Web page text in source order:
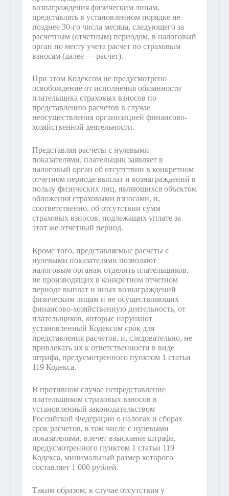
вознаграждения физическим лицам,
представлять в установленном порядке не
позднее 30-го числа месяца, следующего за
расчетным (отчетным) периодом, в налоговый
орган по месту учета расчет по страховым
взносам (далее — расчет).
При этом Кодексом не предусмотрено
освобождение от исполнения обязанности
плательщика страховых взносов по
представлению расчетов в случае
неосуществления организацией финансово-
хозяйственной деятельности.
Представляя расчеты с нулевыми
показателями, плательщик заявляет в
налоговый орган об отсутствии в конкретном
отчетном периоде выплат и вознаграждений в
пользу физических лиц, являющихся объектом
обложения страховыми взносами, и,
соответственно, об отсутствии сумм
страховых взносов, подлежащих уплате за
этот же отчетный период.
Кроме того, представляемые расчеты с
нулевыми показателями позволяют
налоговым органам отделить плательщиков,
не производящих в конкретном отчетном
периоде выплат и иных вознаграждений
физическим лицам и не осуществляющих
финансово-хозяйственную деятельность, от
плательщиков, которые нарушают
установленный Кодексом срок для
представления расчетов, и, следовательно, не
привлекать их к ответственности в виде
штрафа, предусмотренного пунктом 1 статьи
119 Кодекса.
В противном случае непредставление
плательщиком страховых взносов в
установленный законодательством
Российской Федерации о налогах и сборах
срок расчетов, в том числе с нулевыми
показателями, влечет взыскание штрафа,
предусмотренного пунктом 1 статьи 119
Кодекса, минимальный размер которого
составляет 1 000 рублей.
Таким образом, в случае отсутствия у